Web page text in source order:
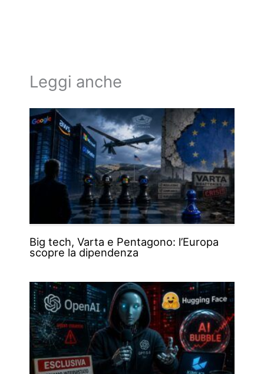
Leggi anche
Big tech, Varta e Pentagono: l’Europa
scopre la dipendenza